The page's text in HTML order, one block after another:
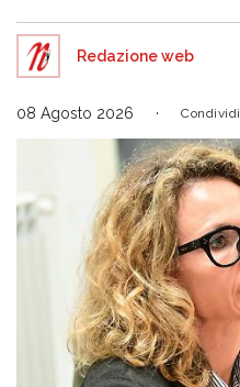
Redazione web
08 Agosto 2026 Condividi